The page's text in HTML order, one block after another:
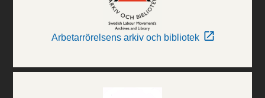
Arbetarrörelsens arkiv och bibliotek